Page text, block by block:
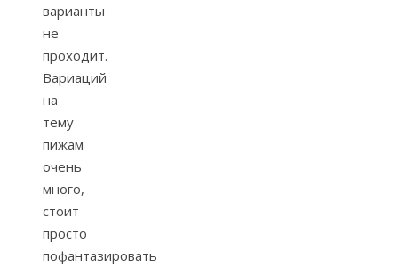
варианты
не
проходит.
Вариаций
на
тему
пижам
очень
много,
стоит
просто
пофантазировать